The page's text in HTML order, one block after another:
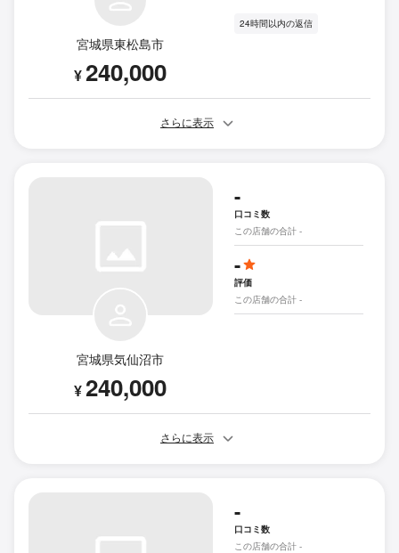
宮城県東松島市
¥240,000
24時間以内の返信
さらに表示
宮城県気仙沼市
¥240,000
-
口コミ数
この店舗の合計 -
-
評価
この店舗の合計 -
さらに表示
-
口コミ数
この店舗の合計 -